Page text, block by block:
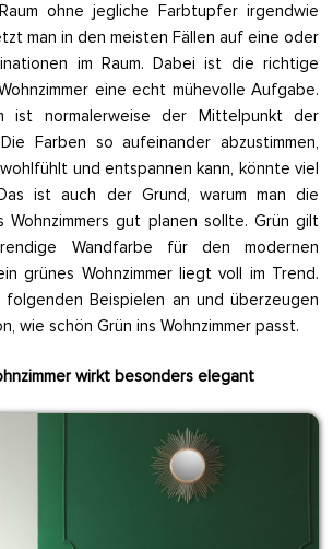
ohne jegliche Farbtupfer irgendwie
man in den meisten Fällen auf eine oder
im Raum. Dabei ist die richtige
eine echt mühevolle Aufgabe.
ist normalerweise der Mittelpunkt der
Farben so aufeinander abzustimmen,
und entspannen kann, könnte viel
ist auch der Grund, warum man die
Wohnzimmers gut planen sollte. Grün gilt
Wandfarbe für den modernen
grünes Wohnzimmer liegt voll im Trend.
Beispielen an und überzeugen
wie schön Grün ins Wohnzimmer passt.
wirkt besonders elegant